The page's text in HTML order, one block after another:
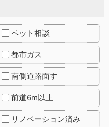
ペット相談
都市ガス
南側道路面す
前道6m以上
リノベーション済み